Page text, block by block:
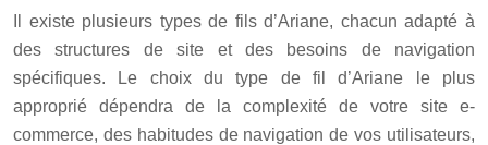
Il existe plusieurs types de fils d’Ariane, chacun adapté à
des structures de site et des besoins de navigation
spécifiques. Le choix du type de fil d’Ariane le plus
approprié dépendra de la complexité de votre site e-
commerce, des habitudes de navigation de vos utilisateurs,